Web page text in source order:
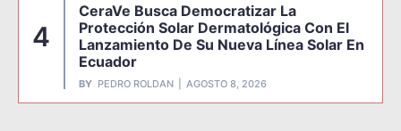
4
CeraVe Busca Democratizar La
Protección Solar Dermatológica Con El
Lanzamiento De Su Nueva Línea Solar En
Ecuador
BY PEDRO ROLDAN AGOSTO 8, 2026